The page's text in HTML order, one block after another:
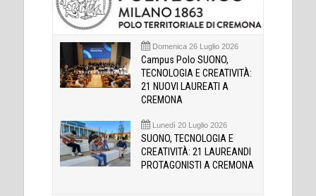
Domenica 26 Luglio 2026
Campus Polo SUONO,
TECNOLOGIA E CREATIVITÀ:
21 NUOVI LAUREATI A
CREMONA
Lunedì 20 Luglio 2026
SUONO, TECNOLOGIA E
CREATIVITÀ: 21 LAUREANDI
PROTAGONISTI A CREMONA